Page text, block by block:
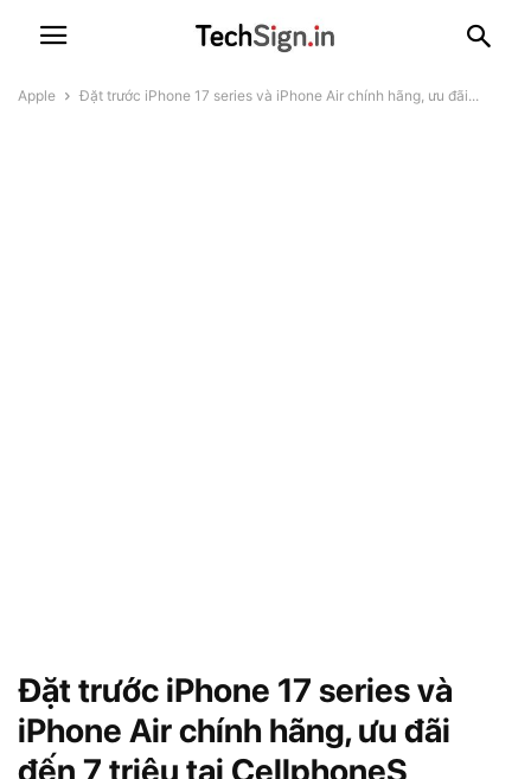
Apple Đặt trước iPhone 17 series và iPhone Air chính hãng, ưu đãi...
Đặt trước iPhone 17 series và
iPhone Air chính hãng, ưu đãi
đến 7 triệu tại CellphoneS